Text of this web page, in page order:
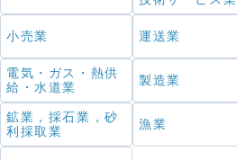
小売業 運送業
電気・ガス・熱供
給・水道業
製造業
鉱業，採石業，砂
利採取業
漁業